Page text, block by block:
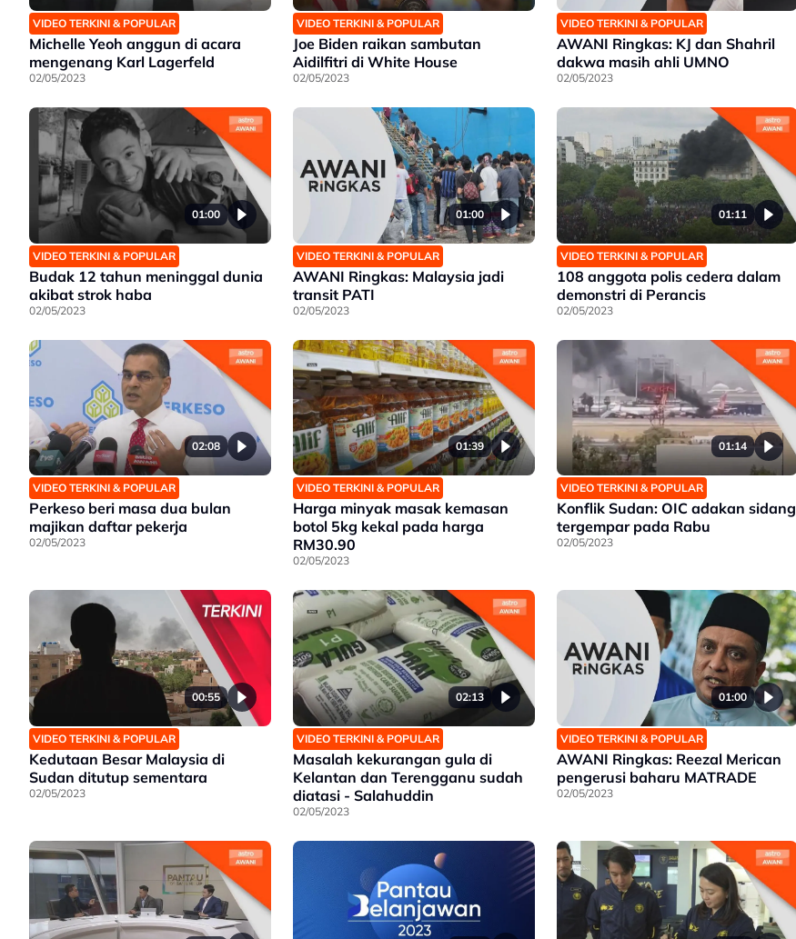
VIDEO TERKINI & POPULAR
Michelle Yeoh anggun di acara
mengenang Karl Lagerfeld
02/05/2023
VIDEO TERKINI & POPULAR
Joe Biden raikan sambutan
Aidilfitri di White House
02/05/2023
VIDEO TERKINI & POPULAR
AWANI Ringkas: KJ dan Shahril
dakwa masih ahli UMNO
02/05/2023
01:00
VIDEO TERKINI & POPULAR
Budak 12 tahun meninggal dunia
akibat strok haba
02/05/2023
01:00
VIDEO TERKINI & POPULAR
AWANI Ringkas: Malaysia jadi
transit PATI
02/05/2023
01:11
VIDEO TERKINI & POPULAR
108 anggota polis cedera dalam
demonstri di Perancis
02/05/2023
02:08
VIDEO TERKINI & POPULAR
Perkeso beri masa dua bulan
majikan daftar pekerja
02/05/2023
01:39
VIDEO TERKINI & POPULAR
Harga minyak masak kemasan
botol 5kg kekal pada harga
RM30.90
02/05/2023
01:14
VIDEO TERKINI & POPULAR
Konflik Sudan: OIC adakan sidang
tergempar pada Rabu
02/05/2023
00:55
VIDEO TERKINI & POPULAR
Kedutaan Besar Malaysia di
Sudan ditutup sementara
02/05/2023
02:13
VIDEO TERKINI & POPULAR
Masalah kekurangan gula di
Kelantan dan Terengganu sudah
diatasi - Salahuddin
02/05/2023
01:00
VIDEO TERKINI & POPULAR
AWANI Ringkas: Reezal Merican
pengerusi baharu MATRADE
02/05/2023